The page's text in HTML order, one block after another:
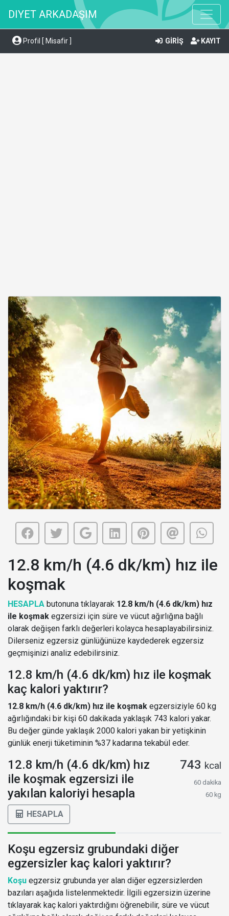
DIYET ARKADAŞIM
Profil [ Misafir ] GİRİŞ KAYIT
12.8 km/h (4.6 dk/km) hız ile
koşmak
HESAPLA butonuna tıklayarak 12.8 km/h (4.6 dk/km) hız
ile koşmak egzersizi için süre ve vücut ağırlığına bağlı
olarak değişen farklı değerleri kolayca hesaplayabilirsiniz.
Dilerseniz egzersiz günlüğünüze kaydederek egzersiz
geçmişinizi analiz edebilirsiniz.
12.8 km/h (4.6 dk/km) hız ile koşmak
kaç kalori yaktırır?
12.8 km/h (4.6 dk/km) hız ile koşmak egzersiziyle 60 kg
ağırlığındaki bir kişi 60 dakikada yaklaşık 743 kalori yakar.
Bu değer günde yaklaşık 2000 kalori yakan bir yetişkinin
günlük enerji tüketiminin %37 kadarına tekabül eder.
12.8 km/h (4.6 dk/km) hız
ile koşmak egzersizi ile
yakılan kaloriyi hesapla
HESAPLA
743 kcal
60 dakika
60 kg
Koşu egzersiz grubundaki diğer
egzersizler kaç kalori yaktırır?
Koşu egzersiz grubunda yer alan diğer egzersizlerden
bazıları aşağıda listelenmektedir. İlgili egzersizin üzerine
tıklayarak kaç kalori yaktırdığını öğrenebilir, süre ve vücut